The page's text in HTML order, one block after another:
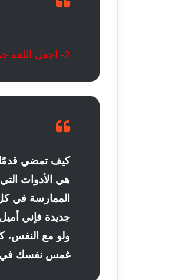
2- اجعل اللغة جزءًا من حياتك
كيف تمضي قدمًا
هي الأدوات
الممارسة في
جديدة فإني
ولو مع النفس،
غمس نفسك في